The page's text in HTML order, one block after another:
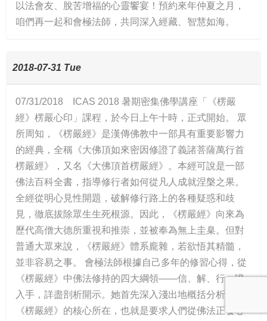
以法會友、脫苦增福的心靈饗宴！預約來年仲夏之月，
咱們再一起和會極法師，共同深入經藏、智慧如海。
2018-07-31 Tue
07/31/2018 ICAS 2018 暑期密集佛學講座「《楞嚴
經》楞嚴心印」課程，於今日上午十時，正式開始。 眾
所周知，《楞嚴經》是漢傳佛教中一部具有重要影響力
的經典，全稱《大佛頂如來密因修證了義諸菩薩萬行首
楞嚴經》，又名《大佛頂首楞嚴經》。本經可說是一部
佛法百科全書，指導修行者如何從凡人成就涅槃之果。
全經從明心見性開題，破解修行路上的各種疑惑和歧
見，徹底拔除眾生生死根源。因此，《楞嚴經》向來為
歷代高僧大德所重視和推崇，並被奉為無上圭臬。但對
普通大眾來說，《楞嚴經》體系龐雜，若欲悟其精髓，
並非容易之事。 會極法師根據自己多年的修習心得，從
《楞嚴經》中佛法修持的四大綱領——信、解、行、證
入手，詳盡剖析開示。她首先深入淺出地概括分析了
《楞嚴經》的核心所在，也就是要求人們從佛法正發心